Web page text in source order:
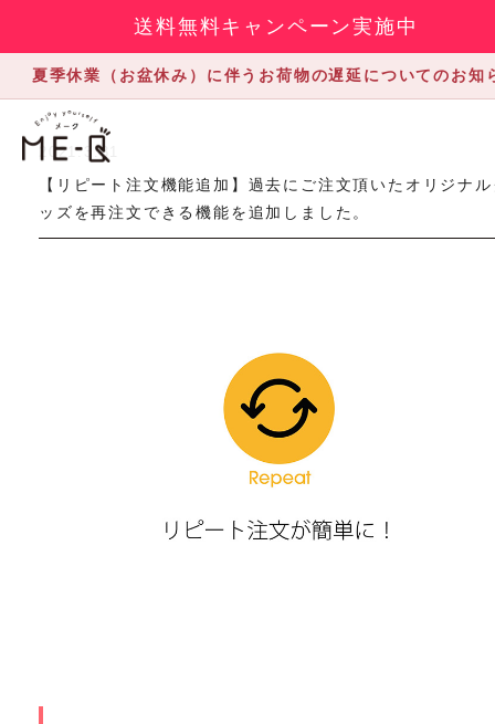
送料無料キャンペーン実施中
夏季休業（お盆休み）に伴うお荷物の遅延についてのお知
2021.3.31
【リピート注文機能追加】過去にご注文頂いたオリジナ
ッズを再注文できる機能を追加しました。